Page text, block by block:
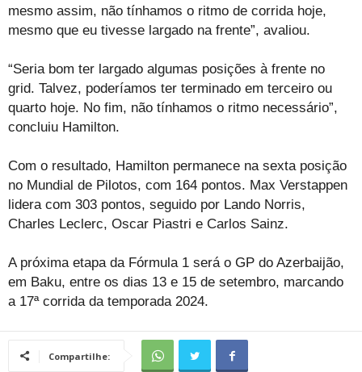
mesmo assim, não tínhamos o ritmo de corrida hoje,
mesmo que eu tivesse largado na frente”, avaliou.
“Seria bom ter largado algumas posições à frente no
grid. Talvez, poderíamos ter terminado em terceiro ou
quarto hoje. No fim, não tínhamos o ritmo necessário”,
concluiu Hamilton.
Com o resultado, Hamilton permanece na sexta posição
no Mundial de Pilotos, com 164 pontos. Max Verstappen
lidera com 303 pontos, seguido por Lando Norris,
Charles Leclerc, Oscar Piastri e Carlos Sainz.
A próxima etapa da Fórmula 1 será o GP do Azerbaijão,
em Baku, entre os dias 13 e 15 de setembro, marcando
a 17ª corrida da temporada 2024.
Compartilhe: